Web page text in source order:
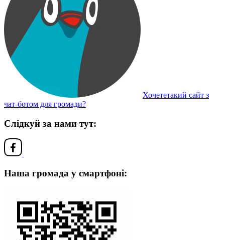
Хочететакий сайт з
чат-ботом для громади?
Слідкуй за нами тут:
Наша громада у смартфоні: